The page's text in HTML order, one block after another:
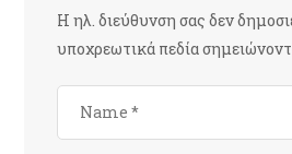
Η ηλ. διεύθυνση σας δεν
υποχρεωτικά πεδία